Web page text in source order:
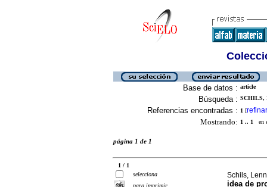
Base de datos : article
Búsqueda : SCHILS,
Referencias encontradas : 1 [refinar
Mostrando: 1 .. 1 en
página 1 de 1
1 / 1
selecciona
para imprimir
Schils,
idea de